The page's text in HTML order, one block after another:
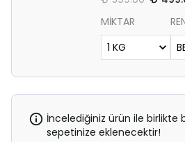
MİKTAR
İncelediğiniz ürün ile birlikte
sepetinize eklenecektir!